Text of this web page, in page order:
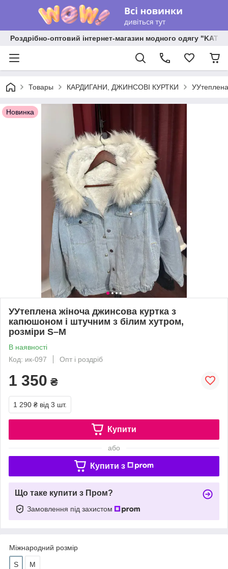
Роздрібно-оптовий інтернет-магазин модного одягу
Товары КАРДИГАНИ, ДЖИНСОВІ КУРТКИ
Новинка
УУтеплена жіноча джинсова куртка з
капюшоном і штучним з білим хутром,
розміри S–M
В наявності
Код: ик-097
Опт і роздріб
1 350 ₴
1 290 ₴ від 3 шт.
Купити
або
Купити з
Що таке купити з Пром?
Замовлення під захистом
Міжнародний розмір
S M